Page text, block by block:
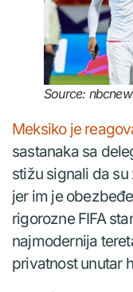
Source:
Meksiko je
sastanaka sa
stižu signali da
jer im je
rigorozne FIFA
najmodernija
privatnost unutar